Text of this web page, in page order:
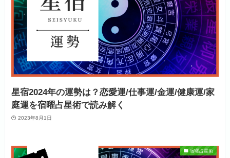
星宿2024年の運勢は？恋愛運/仕事運/金運/健康運/家
庭運を宿曜占星術で読み解く
2023年8月1日
宿曜占星術